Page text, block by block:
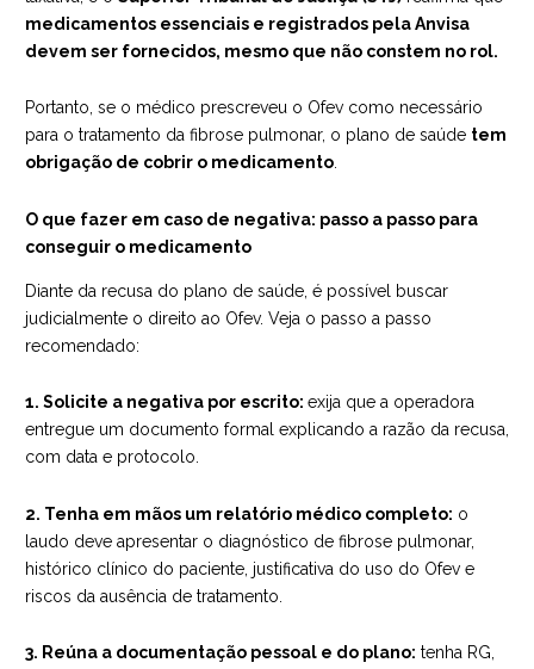
medicamentos essenciais e registrados pela Anvisa
devem ser fornecidos, mesmo que não constem no rol.
Portanto, se o médico prescreveu o Ofev como necessário
para o tratamento da fibrose pulmonar, o plano de saúde tem
obrigação de cobrir o medicamento
O que fazer em caso de negativa: passo a passo para
conseguir o medicamento
Diante da recusa do plano de saúde, é possível buscar
judicialmente o direito ao Ofev. Veja o passo a passo
recomendado:
1. Solicite a negativa por escrito: exija que a operadora
entregue um documento formal explicando a razão da recusa,
com data e protocolo.
2. Tenha em mãos um relatório médico completo: o
laudo deve apresentar o diagnóstico de fibrose pulmonar,
histórico clínico do paciente, justificativa do uso do Ofev e
riscos da ausência de tratamento.
3. Reúna a documentação pessoal e do plano: tenha RG,